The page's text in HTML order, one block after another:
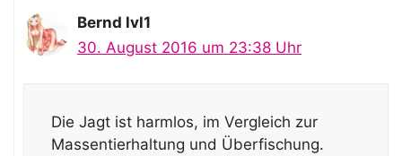
Bernd lvl1
30. August 2016 um 23:38 Uhr
Die Jagt ist harmlos, im Vergleich zur
Massentierhaltung und Überfischung.